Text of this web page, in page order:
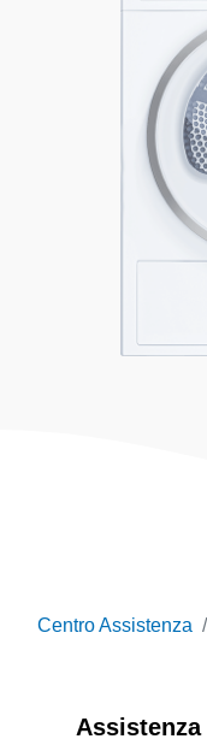
Centro Assistenza
Assistenza